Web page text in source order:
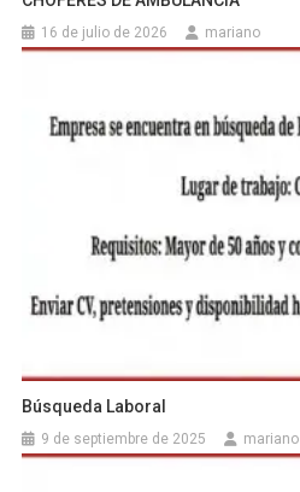
16 de julio de 2026 mariano
Búsqueda Laboral
9 de septiembre de 2025 mariano